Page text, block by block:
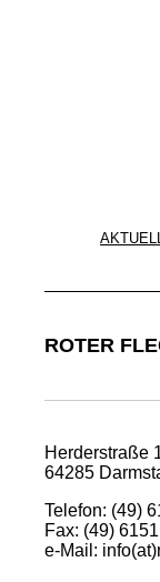
ROTER
Herderstraße
64285
Telefon: (49)
Fax: (49)
e-Mail: